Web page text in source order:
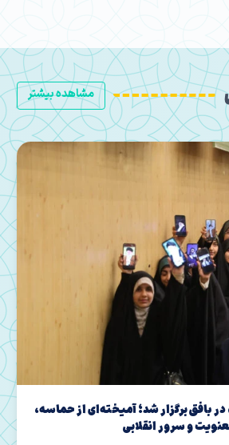
مشاهده بیشتر
تبلیغات اسلامی استان با امامان
محله شهرستان یزد